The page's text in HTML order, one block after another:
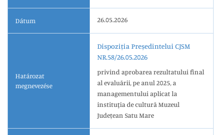
Dátum 26.05.2026
Határozat
megnevezése
Dispoziția Președintelui CJSM
NR.58/26.05.2026
privind aprobarea rezultatului final
al evaluării, pe anul 2025, a
managementului aplicat la
instituţia de cultură Muzeul
Județean Satu Mare